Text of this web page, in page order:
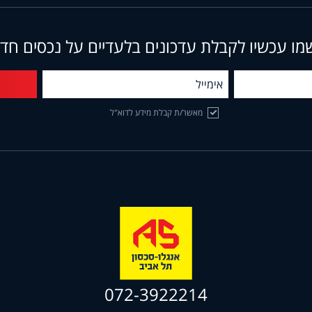
עכשיו לקבלת עדכונים בלעדיים על נכסים
מאשר/ת קבלת מידע לדוא"ל
072-3922214